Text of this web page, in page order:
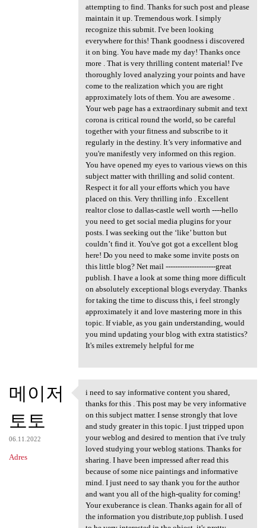
attempting to find. Thanks for such post and please
maintain it up. Tremendous work. I simply
recognize this submit. I've been looking
everywhere for this! Thank goodness i discovered
it on bing. You have made my day! Thanks once
more . That is very thrilling content material! I've
thoroughly loved analyzing your points and have
come to the realization which you are right
approximately lots of them. You are awesome .
Your web page has a extraordinary submit and text
corona is critical round the world, so be careful
together with your fitness and subscribe to it
regularly in the destiny. It’s very informative and
you're manifestly very informed on this region.
You have opened my eyes to various views on this
subject matter with thrilling and solid content.
Respect it for all your efforts which you have
placed on this. Very thrilling info . Excellent
realtor close to dallas-castle well worth ----hello
you need to get social media plugins for your
posts. I was seeking out the ‘like’ button but
couldn’t find it. You've got got a excellent blog
here! Do you need to make some invite posts on
this little blog? Net mail ---------------------great
publish. I have a look at some thing more difficult
on absolutely exceptional blogs everyday. Thanks
for taking the time to discuss this, i feel strongly
approximately it and love mastering more in this
topic. If viable, as you gain understanding, would
you mind updating your blog with extra statistics?
It's miles extremely helpful for me
메이저
토토
06.11.2022
Adres
i need to say informative
i need to say informative content you shared,
thanks for this . This post may be very informative
on this subject matter. I sense strongly that love
and study greater in this topic. I just tripped upon
your weblog and desired to mention that i've truly
loved studying your weblog stations. Thanks for
sharing. I have been impressed after read this
because of some nice paintings and informative
mind. I just need to say thank you for the author
and want you all of the high-quality for coming!
Your exuberance is clean. Thanks again for all of
the information you distribute,top publish. I used